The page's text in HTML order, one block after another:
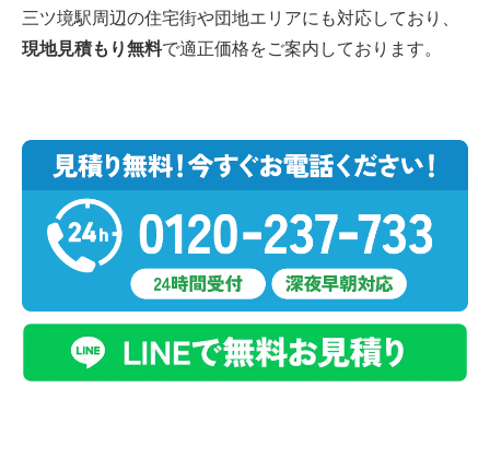
三ツ境駅周辺の住宅街や団地エリアにも対応しており、
現地見積もり無料で適正価格をご案内しております。